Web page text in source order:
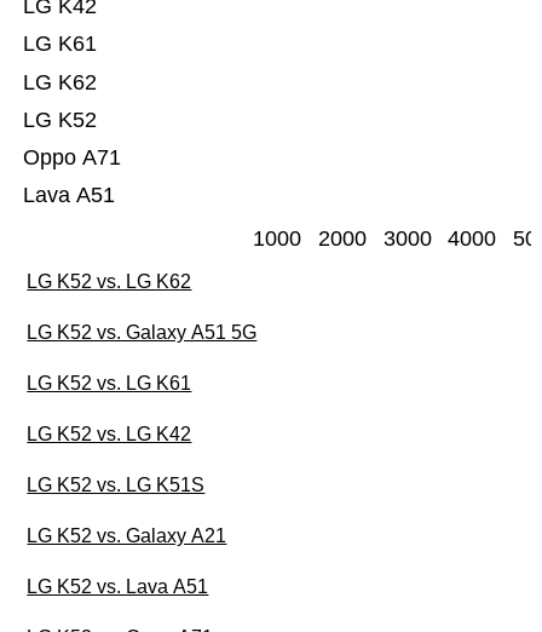
Lava A51
Oppo A71
LG K52
LG K62
LG K61
LG K42
1000 2000 3000 4000
LG K52 vs. LG K62
LG K52 vs. Galaxy A51 5G
LG K52 vs. LG K61
LG K52 vs. LG K42
LG K52 vs. LG K51S
LG K52 vs. Galaxy A21
LG K52 vs. Lava A51